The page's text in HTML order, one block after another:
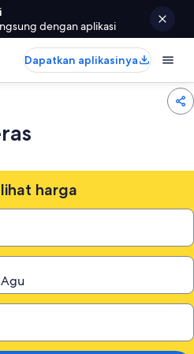
dengan aplikasi
Dapatkan aplikasinya
harga